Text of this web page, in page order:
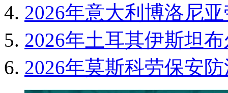
2026年意大利博洛尼
2026年土耳其伊斯坦
2026年莫斯科劳保安